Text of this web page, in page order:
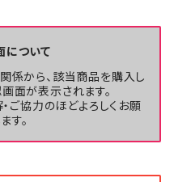
について
係から、該当商品を購入し
面が表示されます。
ご協力のほどよろしくお願
す。